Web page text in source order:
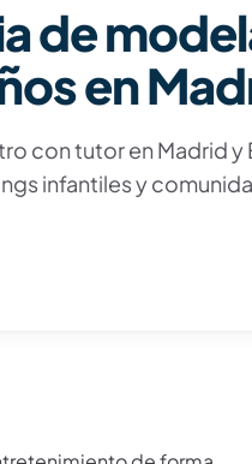
de
en
con tutor en Madrid y
infantiles y